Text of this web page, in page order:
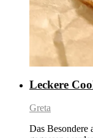
Leckere
Greta
Das Besondere